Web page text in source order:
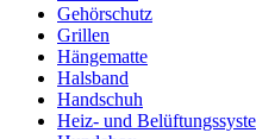
Gehörschutz
Grillen
Hängematte
Halsband
Handschuh
Heiz- und